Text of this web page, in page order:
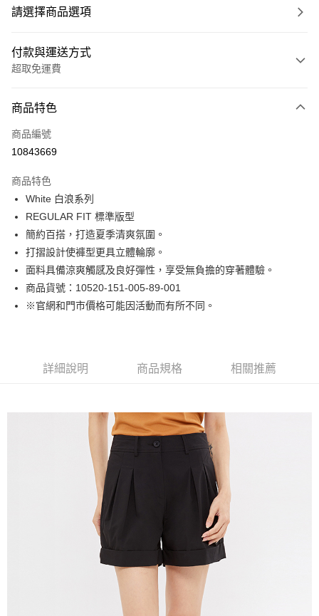
請選擇商品選項
付款與運送方式
超取免運費
信用卡一次付款
LINE Pay
街口支付
悠遊付
Google Pay
貨到付款
運送方式
每筆NT$130，滿NT$1,000(含以上)免運費
商品特色
商品編號
10843669
商品特色
White 白浪系列
REGULAR FIT 標準版型
簡約百搭，打造夏季清爽氛圍。
打摺設計使褲型更具立體輪廓。
面料具備涼爽觸感及良好彈性，享受無負擔的穿著體驗。
商品貨號：10520-151-005-89-001
※官網和門市價格可能因活動而有所不同。
詳細說明 商品規格 相關推薦